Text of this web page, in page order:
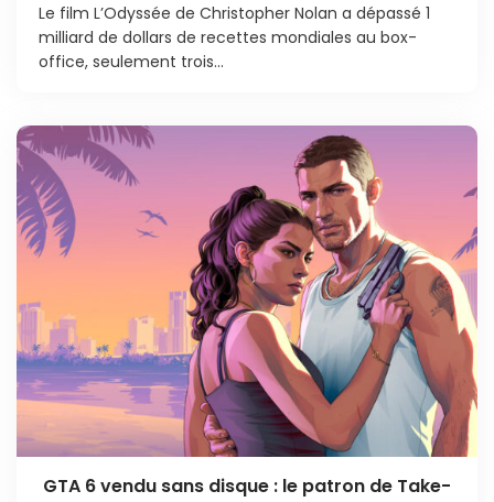
Le film L’Odyssée de Christopher Nolan a dépassé 1
milliard de dollars de recettes mondiales au box-
office, seulement trois...
GTA 6 vendu sans disque : le patron de Take-